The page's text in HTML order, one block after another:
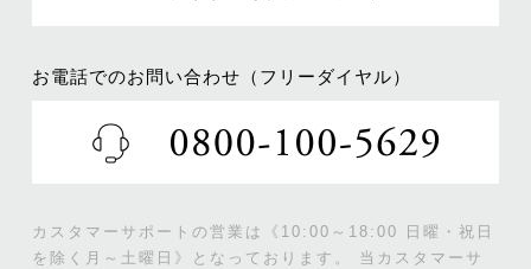
お電話でのお問い合わせ（フリーダイヤル）
カスタマーサポートの営業は《10:00～18:00 日曜・祝日
を除く月～土曜日》となっております。
当カスタマーサ